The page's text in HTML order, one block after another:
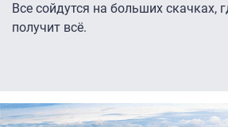
Все сойдутся на больших скачках,
получит всё.